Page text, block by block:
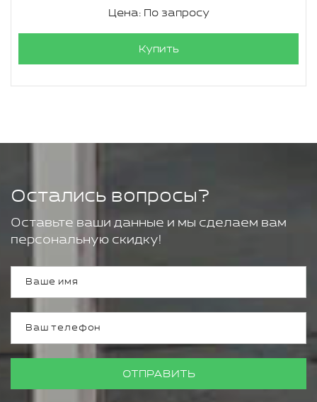
Цена: По запросу
Купить
Остались вопросы?
Оставьте ваши данные и мы сделаем вам
персональную скидку!
ОТПРАВИТЬ